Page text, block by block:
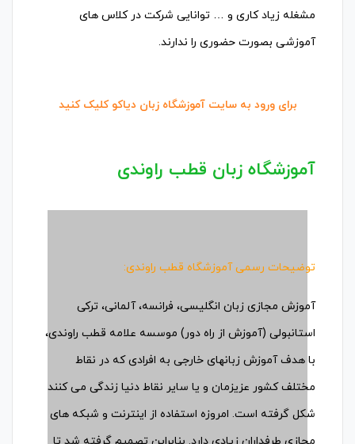
مشغله زیاد کاری و … توانایی شرکت در کلاس های
آموزشی بصورت حضوری را ندارند.
برای ورود به سایت آموزشگاه زبان دیاکو کلیک کنید
آموزشگاه زبان قطب راوندی
توضیحات رسمی آموزشگاه قطب راوندی:
آموزش مجازی زبان انگلیسی، فرانسه، آلمانی، ترکی
استانبولی (آموزش از راه دور) موسسه علامه قطب راوندی،
با هدف آموزش زبانهای خارجی به افرادی که در نقاط
مختلف کشور عزیزمان و یا سایر نقاط دنیا زندگی می کنند
شکل گرفته است. امروزه استفاده از اینترنت و شبکه های
مجازی طرفداران زیادی دارد. بنابراین تصمیم گرفته شد تا